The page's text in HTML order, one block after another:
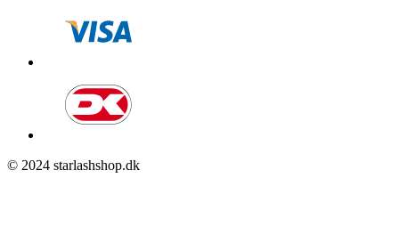
© 2024 starlashshop.dk